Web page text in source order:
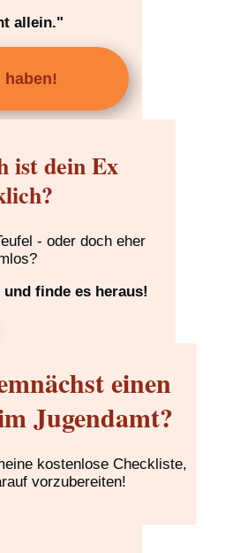
allein."
haben!
ist dein Ex
- oder doch eher
finde es heraus!
einen
Jugendamt?
kostenlose Checkliste,
vorzubereiten!